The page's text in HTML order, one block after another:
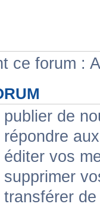
ce forum :
publier de
répondre
éditer vos
supprimer
transférer